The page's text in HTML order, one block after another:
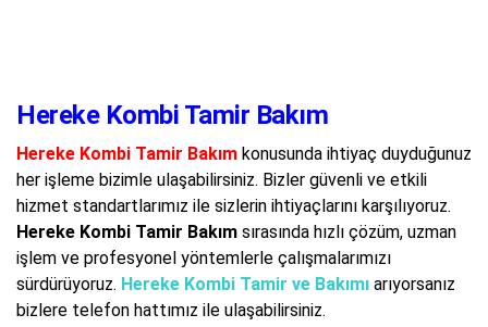
Hereke Kombi Tamir Bakım
Hereke Kombi Tamir Bakım konusunda ihtiyaç duyduğunuz
her işleme bizimle ulaşabilirsiniz. Bizler güvenli ve etkili
hizmet standartlarımız ile sizlerin ihtiyaçlarını karşılıyoruz.
Hereke Kombi Tamir Bakım sırasında hızlı çözüm, uzman
işlem ve profesyonel yöntemlerle çalışmalarımızı
sürdürüyoruz. Hereke Kombi Tamir ve Bakımı arıyorsanız
bizlere telefon hattımız ile ulaşabilirsiniz.